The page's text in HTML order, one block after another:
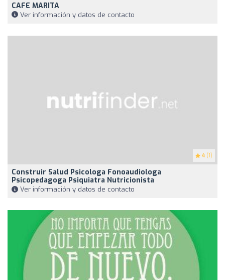
CAFE MARITA
Ver información y datos de contacto
4 (1)
Construir Salud Psicologa Fonoaudiologa
Psicopedagoga Psiquiatra Nutricionista
Ver información y datos de contacto